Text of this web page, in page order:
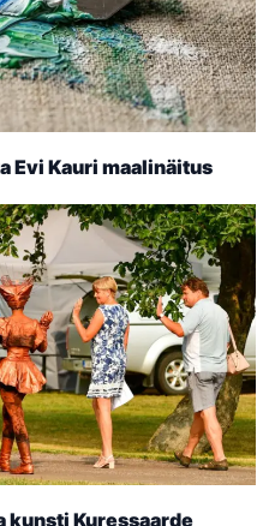
Evi Kauri maalinäitus
kunsti Kuressaarde